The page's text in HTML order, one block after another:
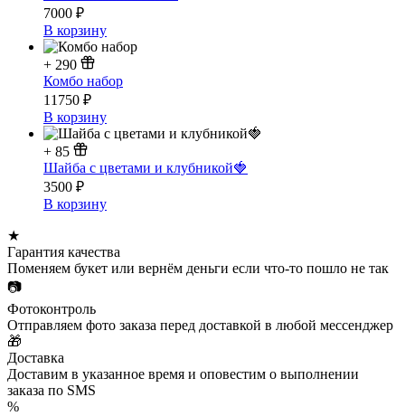
7000 ₽
В корзину
+ 290
Комбо набор
11750 ₽
В корзину
+ 85
Шайба с цветами и клубникой🍓
3500 ₽
В корзину
★
Гарантия качества
Поменяем букет или вернём деньги если что-то пошло не так
📷
Фотоконтроль
Отправляем фото заказа перед доставкой в любой мессенджер
🎁
Доставка
Доставим в указанное время и оповестим о выполнении
заказа по SMS
%